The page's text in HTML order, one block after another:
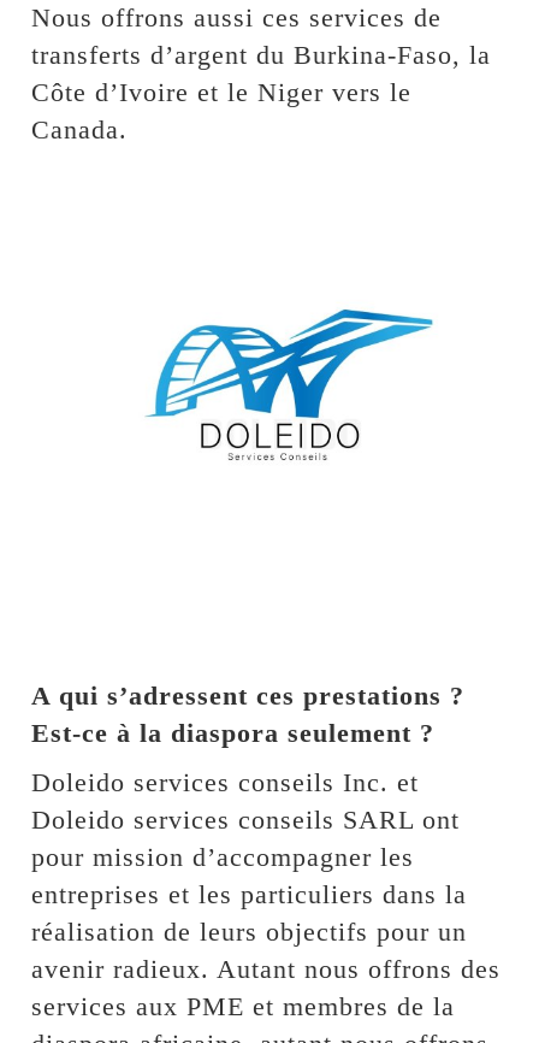
Nous offrons aussi ces services de
transferts d’argent du Burkina-Faso, la
Côte d’Ivoire et le Niger vers le
Canada.
A qui s’adressent ces prestations ?
Est-ce à la diaspora seulement ?
Doleido services conseils Inc. et
Doleido services conseils SARL ont
pour mission d’accompagner les
entreprises et les particuliers dans la
réalisation de leurs objectifs pour un
avenir radieux. Autant nous offrons des
services aux PME et membres de la